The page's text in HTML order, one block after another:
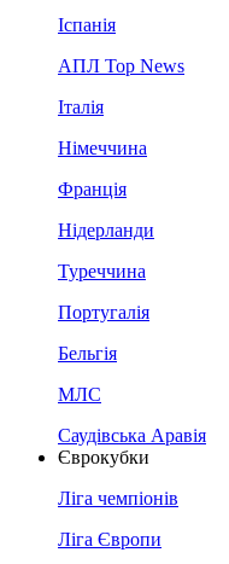
Іспанія
АПЛ Top News
Італія
Німеччина
Франція
Нідерланди
Туреччина
Португалія
Бельгія
МЛС
Саудівська Аравія
Єврокубки
Ліга чемпіонів
Ліга Європи